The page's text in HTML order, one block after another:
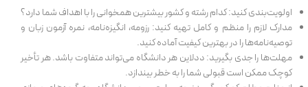
اولویت‌بندی کنید: کدام رشته و کشور بیشترین همخوانی را با اهداف شما دارد؟
مدارک لازم را منظم و کامل تهیه کنید: رزومه، انگیزه‌نامه، نمره آزمون زبان و
توصیه‌نامه‌ها را در بهترین کیفیت آماده کنید.
مهلت‌ها را جدی بگیرید: ددلاین هر دانشگاه می‌تواند متفاوت باشد. هر تأخیر
کوچک ممکن است قبولی شما را به خطر بیندازد.